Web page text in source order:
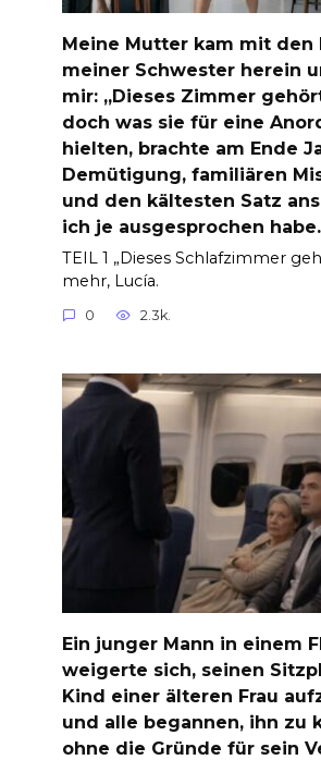
Meine Mutter kam mit den
meiner Schwester herein
mir: „Dieses Zimmer
doch was sie für eine
hielten, brachte am Ende
Demütigung, familiären
und den kältesten Satz
ich je ausgesprochen habe.
TEIL 1 „Dieses Schlafzimmer
mehr, Lucía.
0 2.3k.
Ein junger Mann in einem
weigerte sich, seinen
Kind einer älteren Frau
und alle begannen, ihn zu
ohne die Gründe für sein